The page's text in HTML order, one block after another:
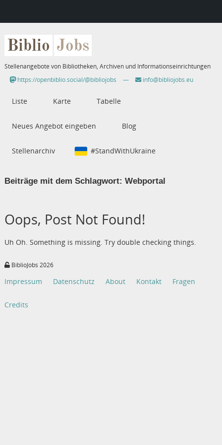
Biblio Jobs
Stellenangebote von Bibliotheken, Archiven und Informationseinrichtungen
https://openbiblio.social/@bibliojobs
— info@bibliojobs.eu
Liste Karte Tabelle
Neues Angebot eingeben Blog
Stellenarchiv #StandWithUkraine
Beiträge mit dem Schlagwort: Webportal
Oops, Post Not Found!
Uh Oh. Something is missing. Try double checking things.
BiblioJobs 2026
Impressum Datenschutz About Kontakt Fragen
Credits